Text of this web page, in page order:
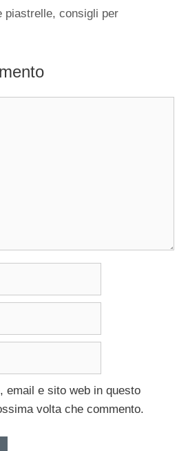
piastrelle, consigli per
email e sito web in questo
volta che commento.